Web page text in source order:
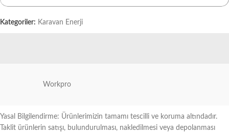
Kategoriler: Karavan Enerji
Workpro
Yasal Bilgilendirme: Ürünlerimizin tamamı tescilli ve koruma altındadır.
Taklit ürünlerin satışı, bulundurulması, nakledilmesi veya depolanması